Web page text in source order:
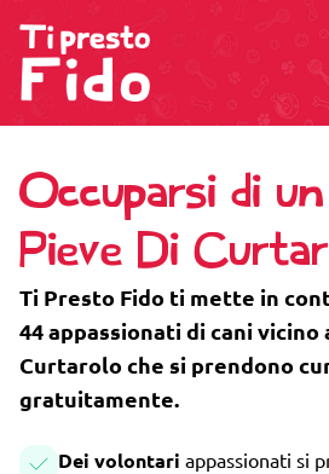
Occuparsi di
Pieve Di
Ti Presto Fido ti mette in
44 appassionati di cani vicino
Curtarolo che si prendono
gratuitamente.
Dei volontari appassionati si